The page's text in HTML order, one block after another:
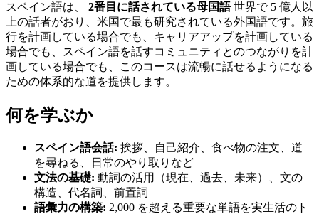
スペイン語は、 2番目に話されている母国語世界で 5 億人以
上の話者がおり、米国で最も研究されている外国語です。旅
行を計画している場合でも、キャリアアップを計画している
場合でも、スペイン語を話すコミュニティとのつながりを計
画している場合でも、このコースは流暢に話せるようになる
ための体系的な道を提供します。
何を学ぶか
スペイン語会話: 挨拶、自己紹介、食べ物の注文、道
を尋ねる、日常のやり取りなど
文法の基礎: 動詞の活用（現在、過去、未来）、文の
構造、代名詞、前置詞
語彙力の構築: 2,000 を超える重要な単語を実生活のト